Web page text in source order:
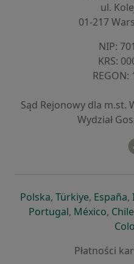
ul.
01-217
NIP:
KRS:
REGON:
Sąd Rejonowy dla m.st.
Wydział
Polskaotwiera się w
, Türkiyeotwiera
, España,
Portugalotwiera się w
, México, Chile
Płatności